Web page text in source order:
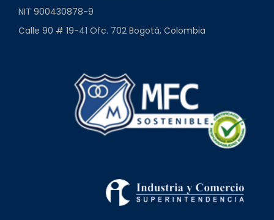
NIT 900430878-9
Calle 90 # 19-41 Ofc. 702 Bogotá, Colombia